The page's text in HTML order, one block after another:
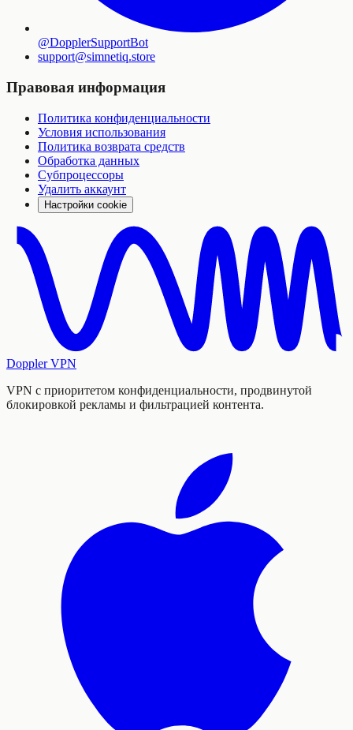
@DopplerSupportBot
support@simnetiq.store
Правовая информация
Политика конфиденциальности
Условия использования
Политика возврата средств
Обработка данных
Субпроцессоры
Удалить аккаунт
Настройки cookie
Doppler VPN
VPN с приоритетом конфиденциальности, продвинутой
блокировкой рекламы и фильтрацией контента.